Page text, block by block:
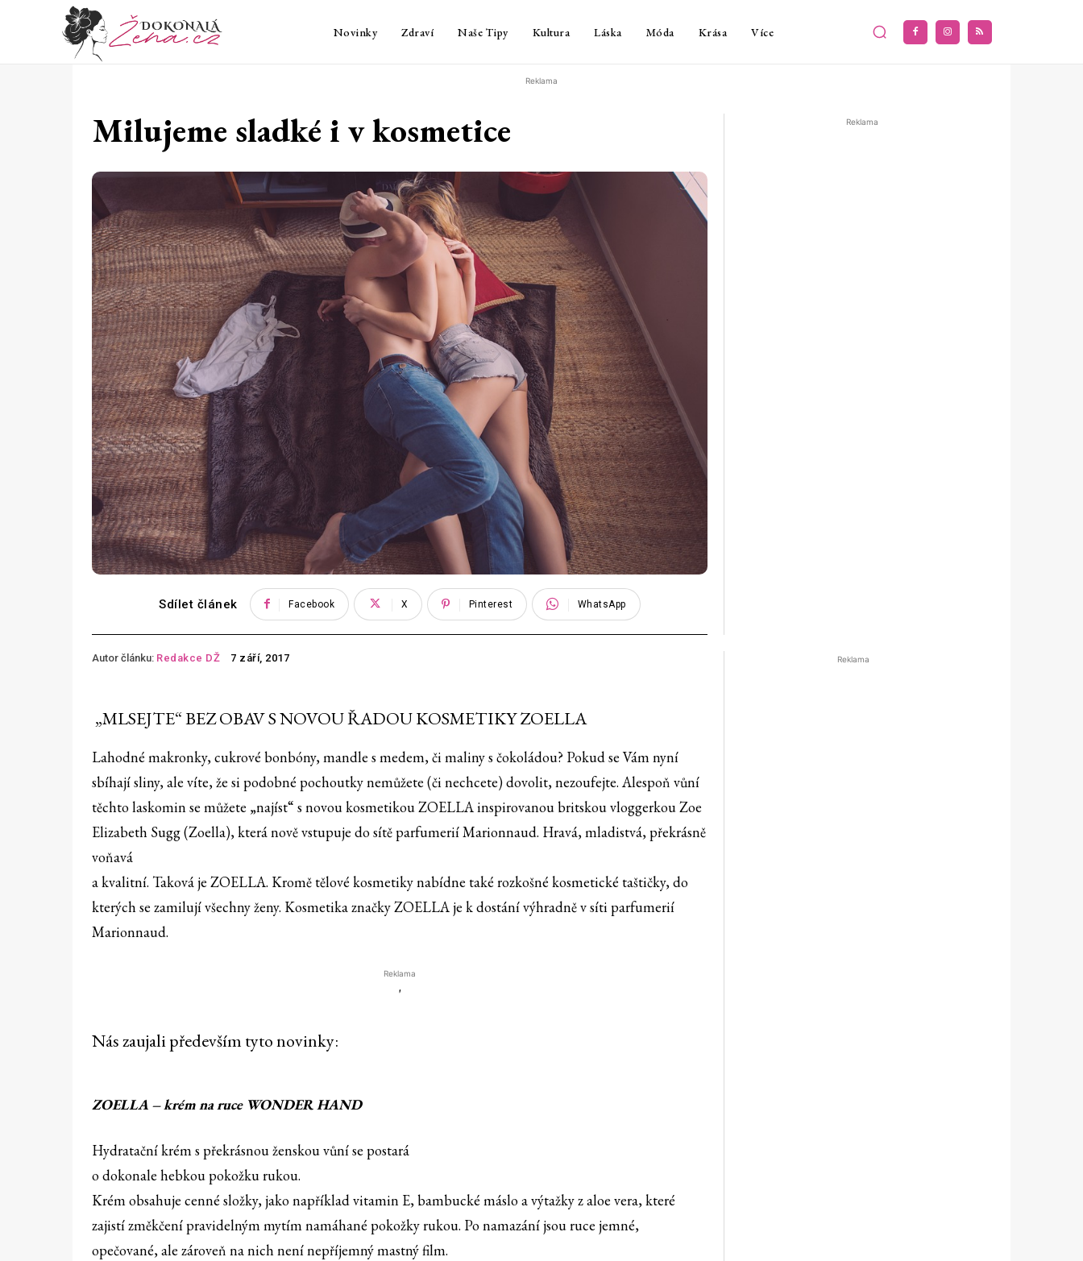
Novinky Zdraví Naše Tipy Kultura Láska Móda Krása Více
Reklama
Milujeme sladké i v kosmetice
Sdílet článek Facebook X Pinterest WhatsApp
Reklama
Autor článku: Redakce DŽ 7 září, 2017
„MLSEJTE“ BEZ OBAV S NOVOU ŘADOU KOSMETIKY ZOELLA
Lahodné makronky, cukrové bonbóny, mandle s medem, či maliny s čokoládou? Pokud se Vám nyní
sbíhají sliny, ale víte, že si podobné pochoutky nemůžete (či nechcete) dovolit, nezoufejte. Alespoň vůní
těchto laskomin se můžete „najíst“ s novou kosmetikou ZOELLA inspirovanou britskou vloggerkou Zoe
Elizabeth Sugg (Zoella), která nově vstupuje do sítě parfumerií Marionnaud. Hravá, mladistvá, překrásně
voňavá
a kvalitní. Taková je ZOELLA. Kromě tělové kosmetiky nabídne také rozkošné kosmetické taštičky, do
kterých se zamilují všechny ženy. Kosmetika značky ZOELLA je k dostání výhradně v síti parfumerií
Marionnaud.
Reklama
'
Nás zaujali především tyto novinky:
ZOELLA – krém na ruce WONDER HAND
Hydratační krém s překrásnou ženskou vůní se postará
o dokonale hebkou pokožku rukou.
Krém obsahuje cenné složky, jako například vitamin E, bambucké máslo a výtažky z aloe vera, které
zajistí změkčení pravidelným mytím namáhané pokožky rukou. Po namazání jsou ruce jemné,
opečované, ale zároveň na nich není nepříjemný mastný film.
Reklama